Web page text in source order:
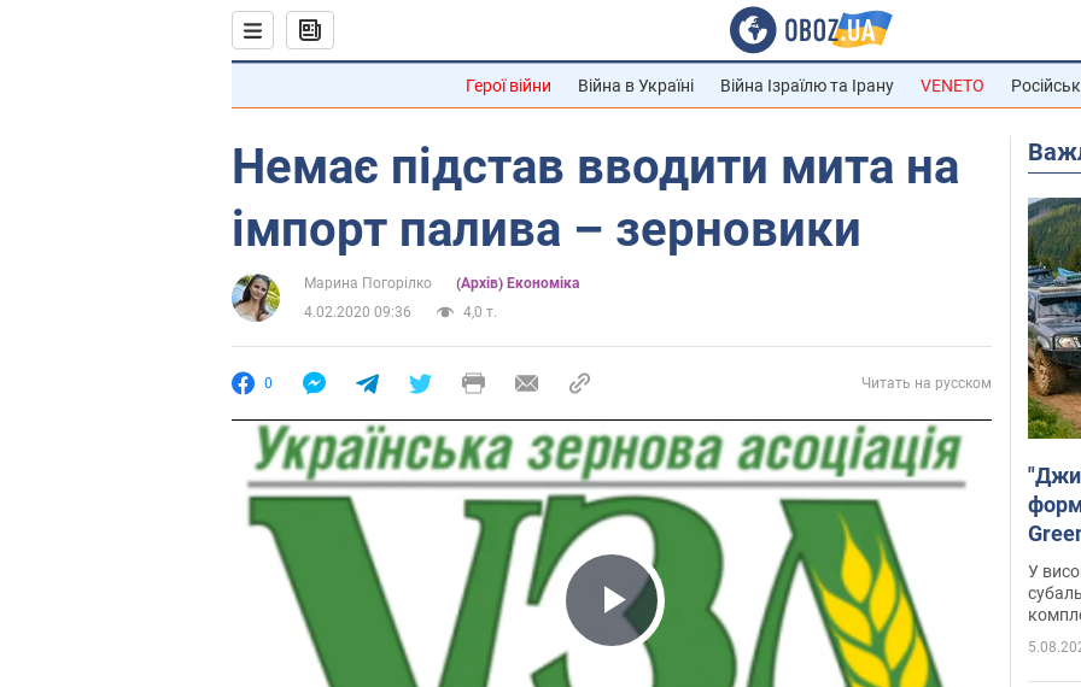
Герої війни Війна в Україні Війна Ізраїлю та Ірану VENETO
Немає підстав вводити мита на
імпорт палива – зерновики
Марина Погорілко
(Архів) Економіка
4.02.2020 09:36
4,0 т.
0 Читать на русском
Play Video
У